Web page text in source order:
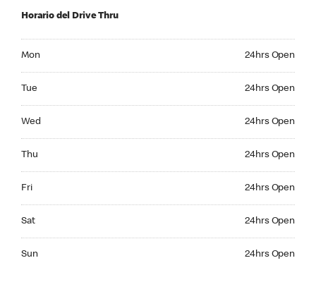
Horario del Drive Thru
Mon 24hrs Open
Tue 24hrs Open
Wed 24hrs Open
Thu 24hrs Open
Fri 24hrs Open
Sat 24hrs Open
Sun 24hrs Open